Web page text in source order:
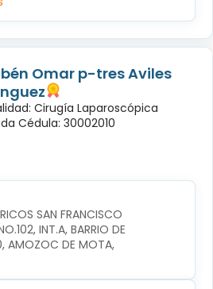
Omar p-tres Aviles
Cirugía Laparoscópica
Cédula: 30002010
SAN FRANCISCO
INT.A, BARRIO DE
AMOZOC DE MOTA,